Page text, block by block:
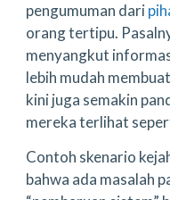
pengumuman dari
orang tertipu.
menyangkut
lebih mudah
kini juga semakin
mereka terlihat
Contoh skenario
bahwa ada masalah